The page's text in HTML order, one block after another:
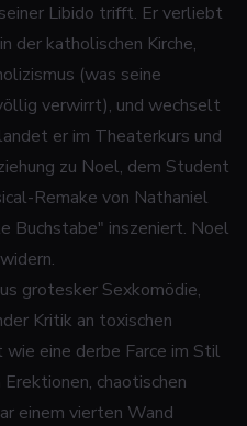
Libido trifft. Er verliebt
der katholischen Kirche,
(was seine
verwirrt), und wechselt
er im Theaterkurs und
zu Noel, dem Student
Remake von Nathaniel
Buchstabe" inszeniert. Noel
grotesker Sexkomödie,
Kritik an toxischen
wie eine derbe Farce im Stil
chaotischen
einem vierten Wand